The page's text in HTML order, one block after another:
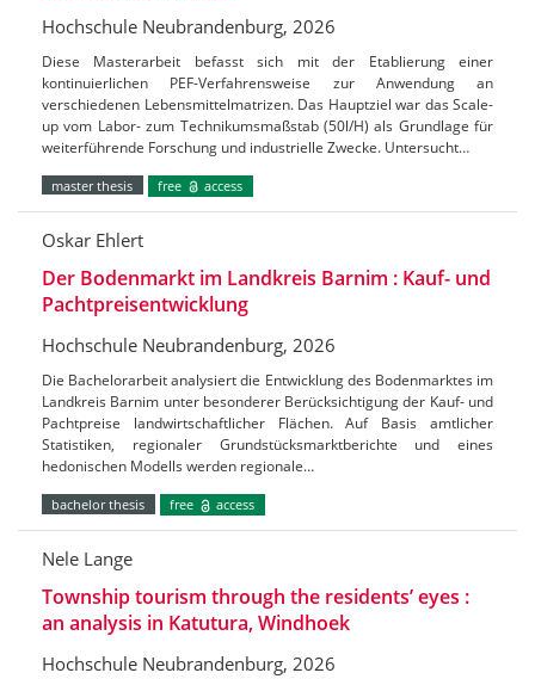
Hochschule Neubrandenburg, 2026
Diese Masterarbeit befasst sich mit der Etablierung einer
kontinuierlichen PEF-Verfahrensweise zur Anwendung an
verschiedenen Lebensmittelmatrizen. Das Hauptziel war das Scale-
up vom Labor- zum Technikumsmaßstab (50l/H) als Grundlage für
weiterführende Forschung und industrielle Zwecke. Untersucht…
master thesis free access
Oskar Ehlert
Der Bodenmarkt im Landkreis Barnim : Kauf- und
Pachtpreisentwicklung
Hochschule Neubrandenburg, 2026
Die Bachelorarbeit analysiert die Entwicklung des Bodenmarktes im
Landkreis Barnim unter besonderer Berücksichtigung der Kauf- und
Pachtpreise landwirtschaftlicher Flächen. Auf Basis amtlicher
Statistiken, regionaler Grundstücksmarktberichte und eines
hedonischen Modells werden regionale…
bachelor thesis free access
Nele Lange
Township tourism through the residents’ eyes :
an analysis in Katutura, Windhoek
Hochschule Neubrandenburg, 2026